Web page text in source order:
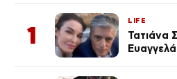
1
LIFE
Τατιάνα